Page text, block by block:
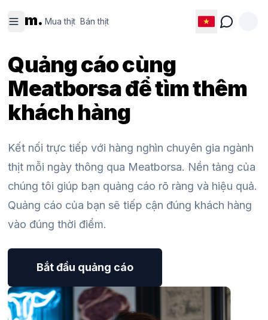
m. Mua thịt Bán thịt
Quảng cáo cùng
Meatborsa để tìm thêm
khách hàng
Kết nối trực tiếp với hàng nghìn chuyên gia ngành
thịt mỗi ngày thông qua Meatborsa. Nền tảng của
chúng tôi giúp bạn quảng cáo rõ ràng và hiệu quả.
Quảng cáo của bạn sẽ tiếp cận đúng khách hàng
vào đúng thời điểm.
Bắt đầu quảng cáo